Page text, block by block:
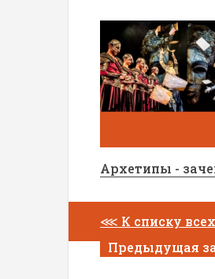
Архетипы -
⋘ К списку
Предыдущая